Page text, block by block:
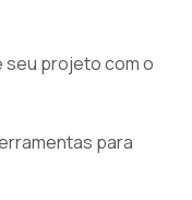
projeto com o
para